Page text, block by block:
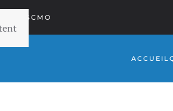
À SCMO
ACCUEIL